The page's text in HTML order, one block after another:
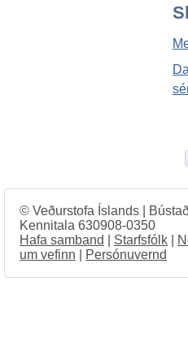
© Veðurstofa Íslands |
Kennitala 630908-0350
Hafa samband
Starfsfólk
um vefinn
Persónuvernd